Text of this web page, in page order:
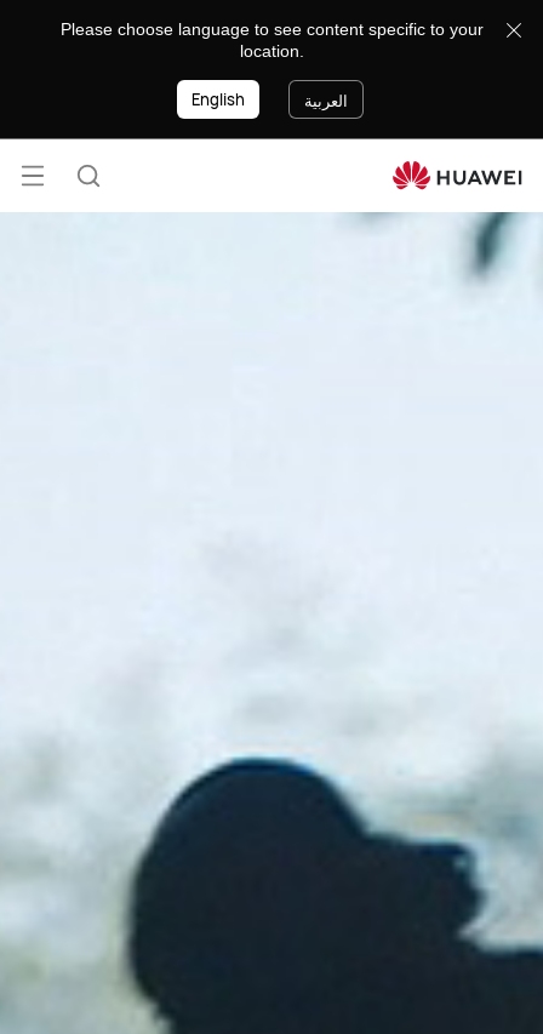
Please choose language to see content specific to your
location.
العربية English
البحث
فتح